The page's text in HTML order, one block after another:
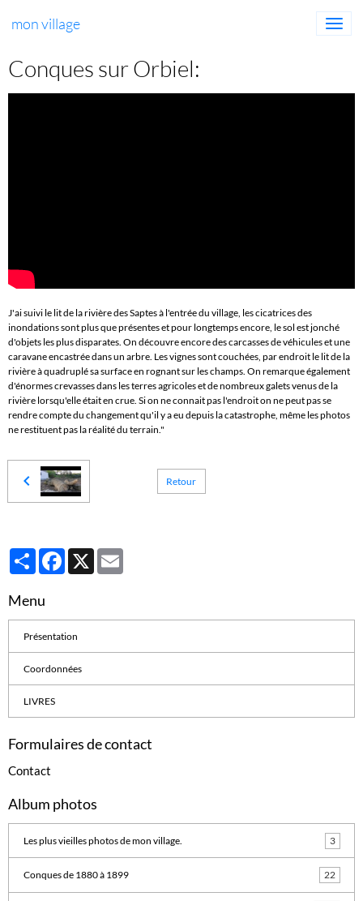
mon village
Conques sur Orbiel:
J'ai suivi le lit de la rivière des Saptes à l'entrée du village, les cicatrices des
inondations sont plus que présentes et pour longtemps encore, le sol est jonché
d'objets les plus disparates. On découvre encore des carcasses de véhicules et une
caravane encastrée dans un arbre. Les vignes sont couchées, par endroit le lit de la
rivière à quadruplé sa surface en rognant sur les champs. On remarque également
d'énormes crevasses dans les terres agricoles et de nombreux galets venus de la
rivière lorsqu'elle était en crue. Si on ne connait pas l'endroit on ne peut pas se
rendre compte du changement qu'il y a eu depuis la catastrophe, même les photos
ne restituent pas la réalité du terrain."
Retour
PartagerFacebook
X
Menu
Présentation
Coordonnées
LIVRES
Formulaires de contact
Contact
Album photos
Les plus vieilles photos de mon village. 3
Conques de 1880 à 1899 22